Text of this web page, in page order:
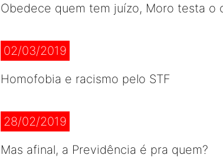
Obedece quem tem juízo, Moro testa o
02/03/2019
Homofobia e racismo pelo STF
28/02/2019
Mas afinal, a Previdência é pra quem?